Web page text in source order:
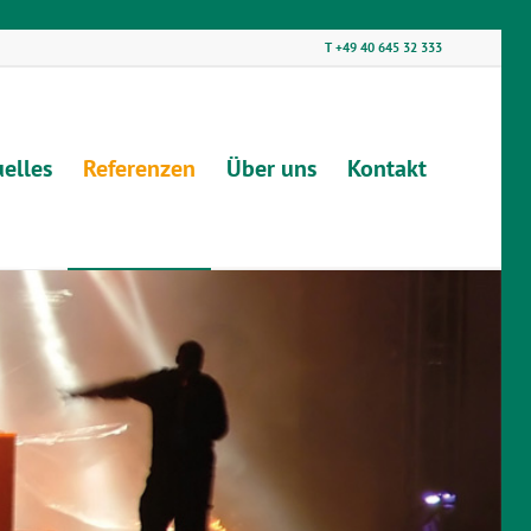
T +49 40 645 32 333
Referenzen Über uns Kontakt